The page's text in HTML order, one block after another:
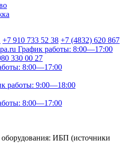
+7 910 733 52 38 +7 (4832) 620 867
График работы: 8:00—17:00
330 00 27
8:00—17:00
работы: 9:00—18:00
8:00—17:00
ИБП (источники